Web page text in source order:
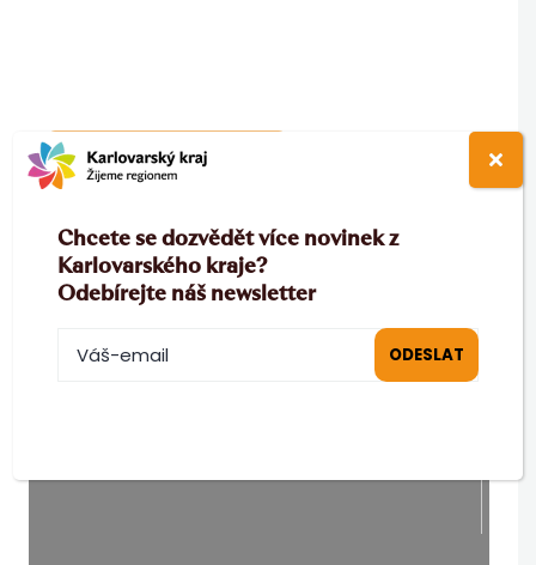
ZOBRAZIT NA MAPĚ
Chcete se dozvědět více novinek z
Karlovarského kraje?
Odebírejte náš newsletter